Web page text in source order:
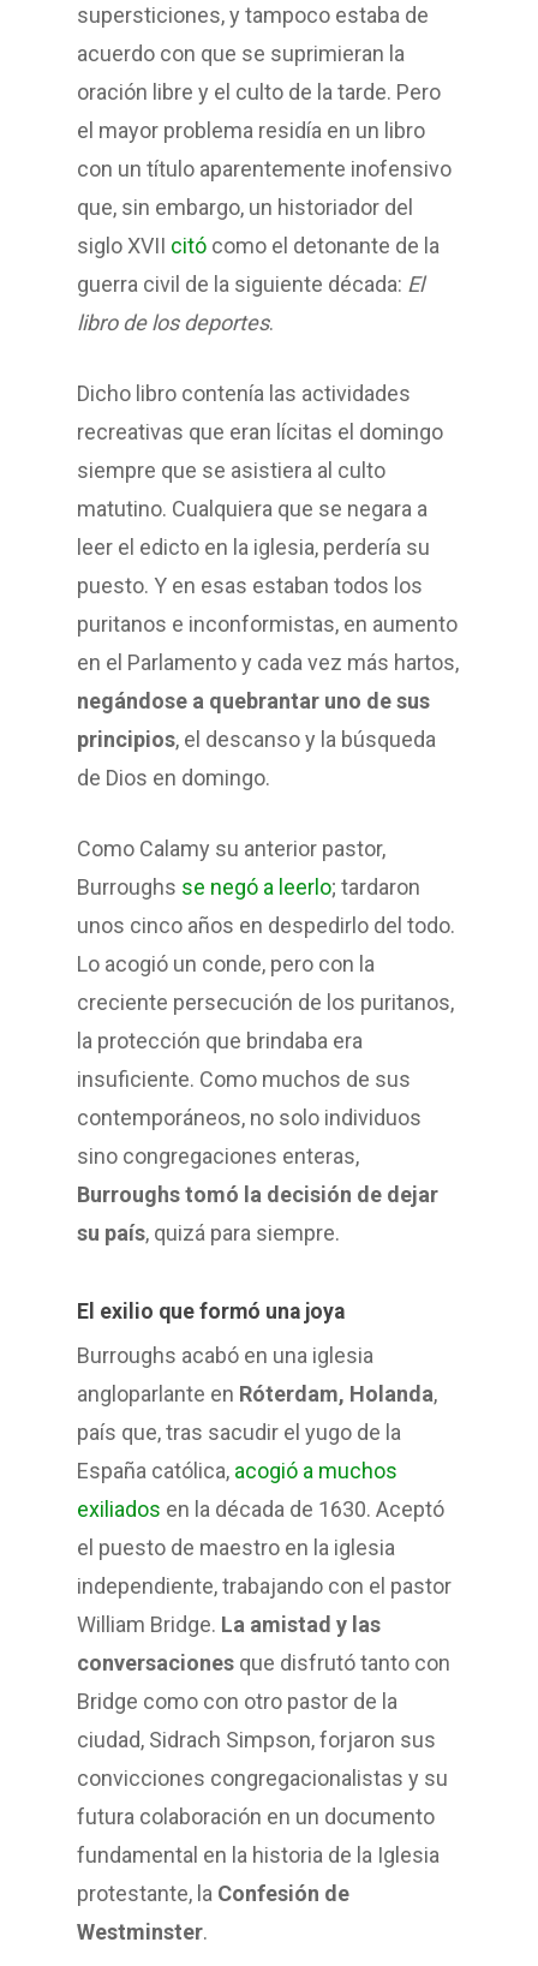
supersticiones, y tampoco estaba de
acuerdo con que se suprimieran la
oración libre y el culto de la tarde. Pero
el mayor problema residía en un libro
con un título aparentemente inofensivo
que, sin embargo, un historiador del
siglo XVII citó como el detonante de la
guerra civil de la siguiente década: El
libro de los deportes.
Dicho libro contenía las actividades
recreativas que eran lícitas el domingo
siempre que se asistiera al culto
matutino. Cualquiera que se negara a
leer el edicto en la iglesia, perdería su
puesto. Y en esas estaban todos los
puritanos e inconformistas, en aumento
en el Parlamento y cada vez más hartos,
negándose a quebrantar uno de sus
principios, el descanso y la búsqueda
de Dios en domingo.
Como Calamy su anterior pastor,
Burroughs se negó a leerlo; tardaron
unos cinco años en despedirlo del todo.
Lo acogió un conde, pero con la
creciente persecución de los puritanos,
la protección que brindaba era
insuficiente. Como muchos de sus
contemporáneos, no solo individuos
sino congregaciones enteras,
Burroughs tomó la decisión de dejar
su país, quizá para siempre.
El exilio que formó una joya
Burroughs acabó en una iglesia
angloparlante en Róterdam, Holanda,
país que, tras sacudir el yugo de la
España católica, acogió a muchos
exiliados en la década de 1630. Aceptó
el puesto de maestro en la iglesia
independiente, trabajando con el pastor
William Bridge. La amistad y las
conversaciones que disfrutó tanto con
Bridge como con otro pastor de la
ciudad, Sidrach Simpson, forjaron sus
convicciones congregacionalistas y su
futura colaboración en un documento
fundamental en la historia de la Iglesia
protestante, la Confesión de
Westminster.